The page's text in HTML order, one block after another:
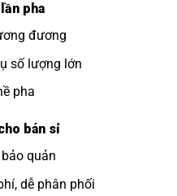
pha
đương
số lượng lớn
pha
bán sỉ
quản
dễ phân phối